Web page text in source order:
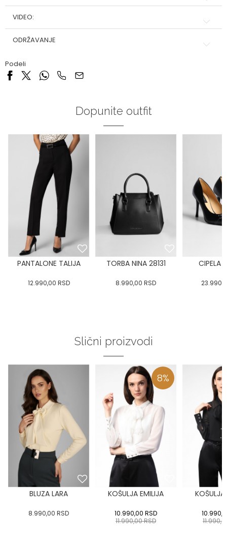
VIDEO:
ODRŽAVANJE
Podeli
Dopunite outfit
PANTALONE TALIJA
12.990,00 RSD
TORBA NINA 28131
8.990,00 RSD
CIPELA
Slični proizvodi
BLUZA LARA
8.990,00 RSD
8%
KOŠULJA EMILIJA
10.990,00 RSD
11.990,00RSD
KOŠULJA